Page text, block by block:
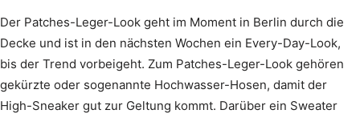
Der Patches-Leger-Look geht im Moment in Berlin durch die
Decke und ist in den nächsten Wochen ein Every-Day-Look,
bis der Trend vorbeigeht. Zum Patches-Leger-Look gehören
gekürzte oder sogenannte Hochwasser-Hosen, damit der
High-Sneaker gut zur Geltung kommt. Darüber ein Sweater